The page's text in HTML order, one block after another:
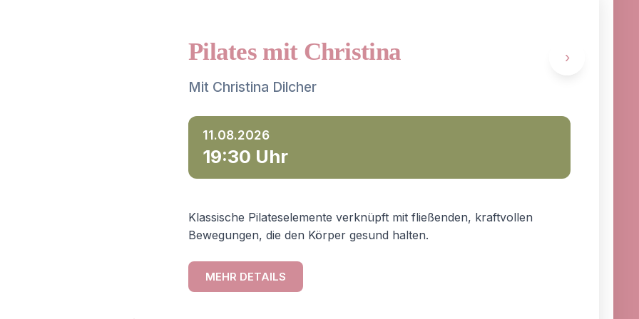
Pilates mit Christina
Mit Christina Dilcher
11.08.2026
19:30 Uhr
Klassische Pilateselemente verknüpft mit fließenden, kraftvollen
Bewegungen, die den Körper gesund halten.
MEHR DETAILS
›